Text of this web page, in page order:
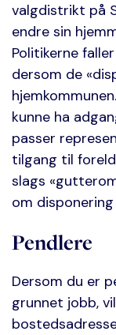
valgdistrikt på
endre sin
Politikerne
dersom de
kunne ha
passer
tilgang til
slags
om
Pendlere
Dersom du er
grunnet jobb,